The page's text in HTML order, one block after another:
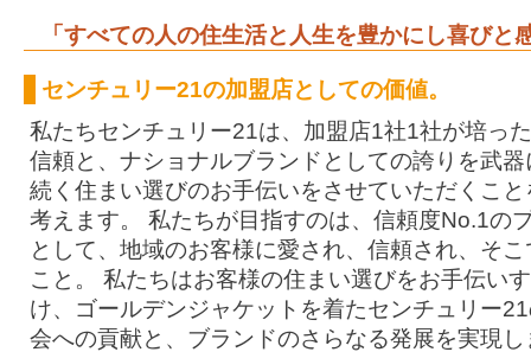
「すべての人の住生活と人生を豊かにし喜びと
センチュリー21の加盟店としての価値。
私たちセンチュリー21は、加盟店1社1社が培っ
信頼と、ナショナルブランドとしての誇りを武
続く住まい選びのお手伝いをさせていただくこ
考えます。 私たちが目指すのは、信頼度No.1の
として、地域のお客様に愛され、信頼され、そ
こと。 私たちはお客様の住まい選びをお手伝い
け、ゴールデンジャケットを着たセンチュリー
会への貢献と、ブランドのさらなる発展を実現し